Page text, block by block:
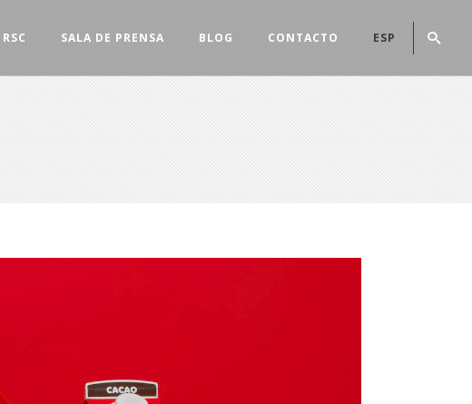
RSC SALA DE PRENSA BLOG CONTACTO ESP